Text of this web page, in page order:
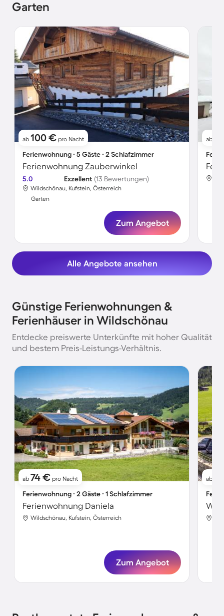
Garten
ab 100 € pro Nacht
Ferienwohnung ∙ 5 Gäste ∙ 2 Schlafzimmer
Ferienwohnung Zauberwinkel
5.0 Exzellent (13 Bewertungen)
Wildschönau, Kufstein, Österreich
Garten
Zum Angebot
ab
Alle Angebote ansehen
Günstige Ferienwohnungen &
Ferienhäuser in Wildschönau
Entdecke preiswerte Unterkünfte mit hoher Qualität
und bestem Preis-Leistungs-Verhältnis.
ab 74 € pro Nacht
Ferienwohnung ∙ 2 Gäste ∙ 1 Schlafzimmer
Ferienwohnung Daniela
Wildschönau, Kufstein, Österreich
Zum Angebot
ab